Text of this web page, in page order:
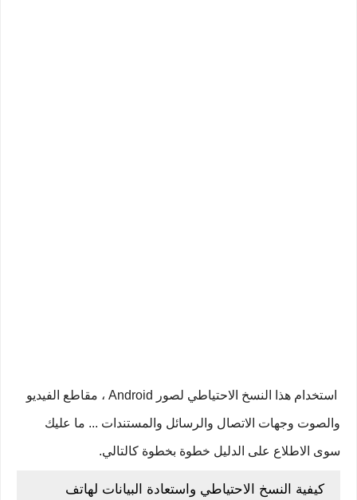
استخدام هذا النسخ الاحتياطي لصور Android ، مقاطع الفيديو
والصوت وجهات الاتصال والرسائل والمستندات ... ما عليك
سوى الاطلاع على الدليل خطوة بخطوة كالتالي.
كيفية النسخ الاحتياطي واستعادة البيانات لهاتف